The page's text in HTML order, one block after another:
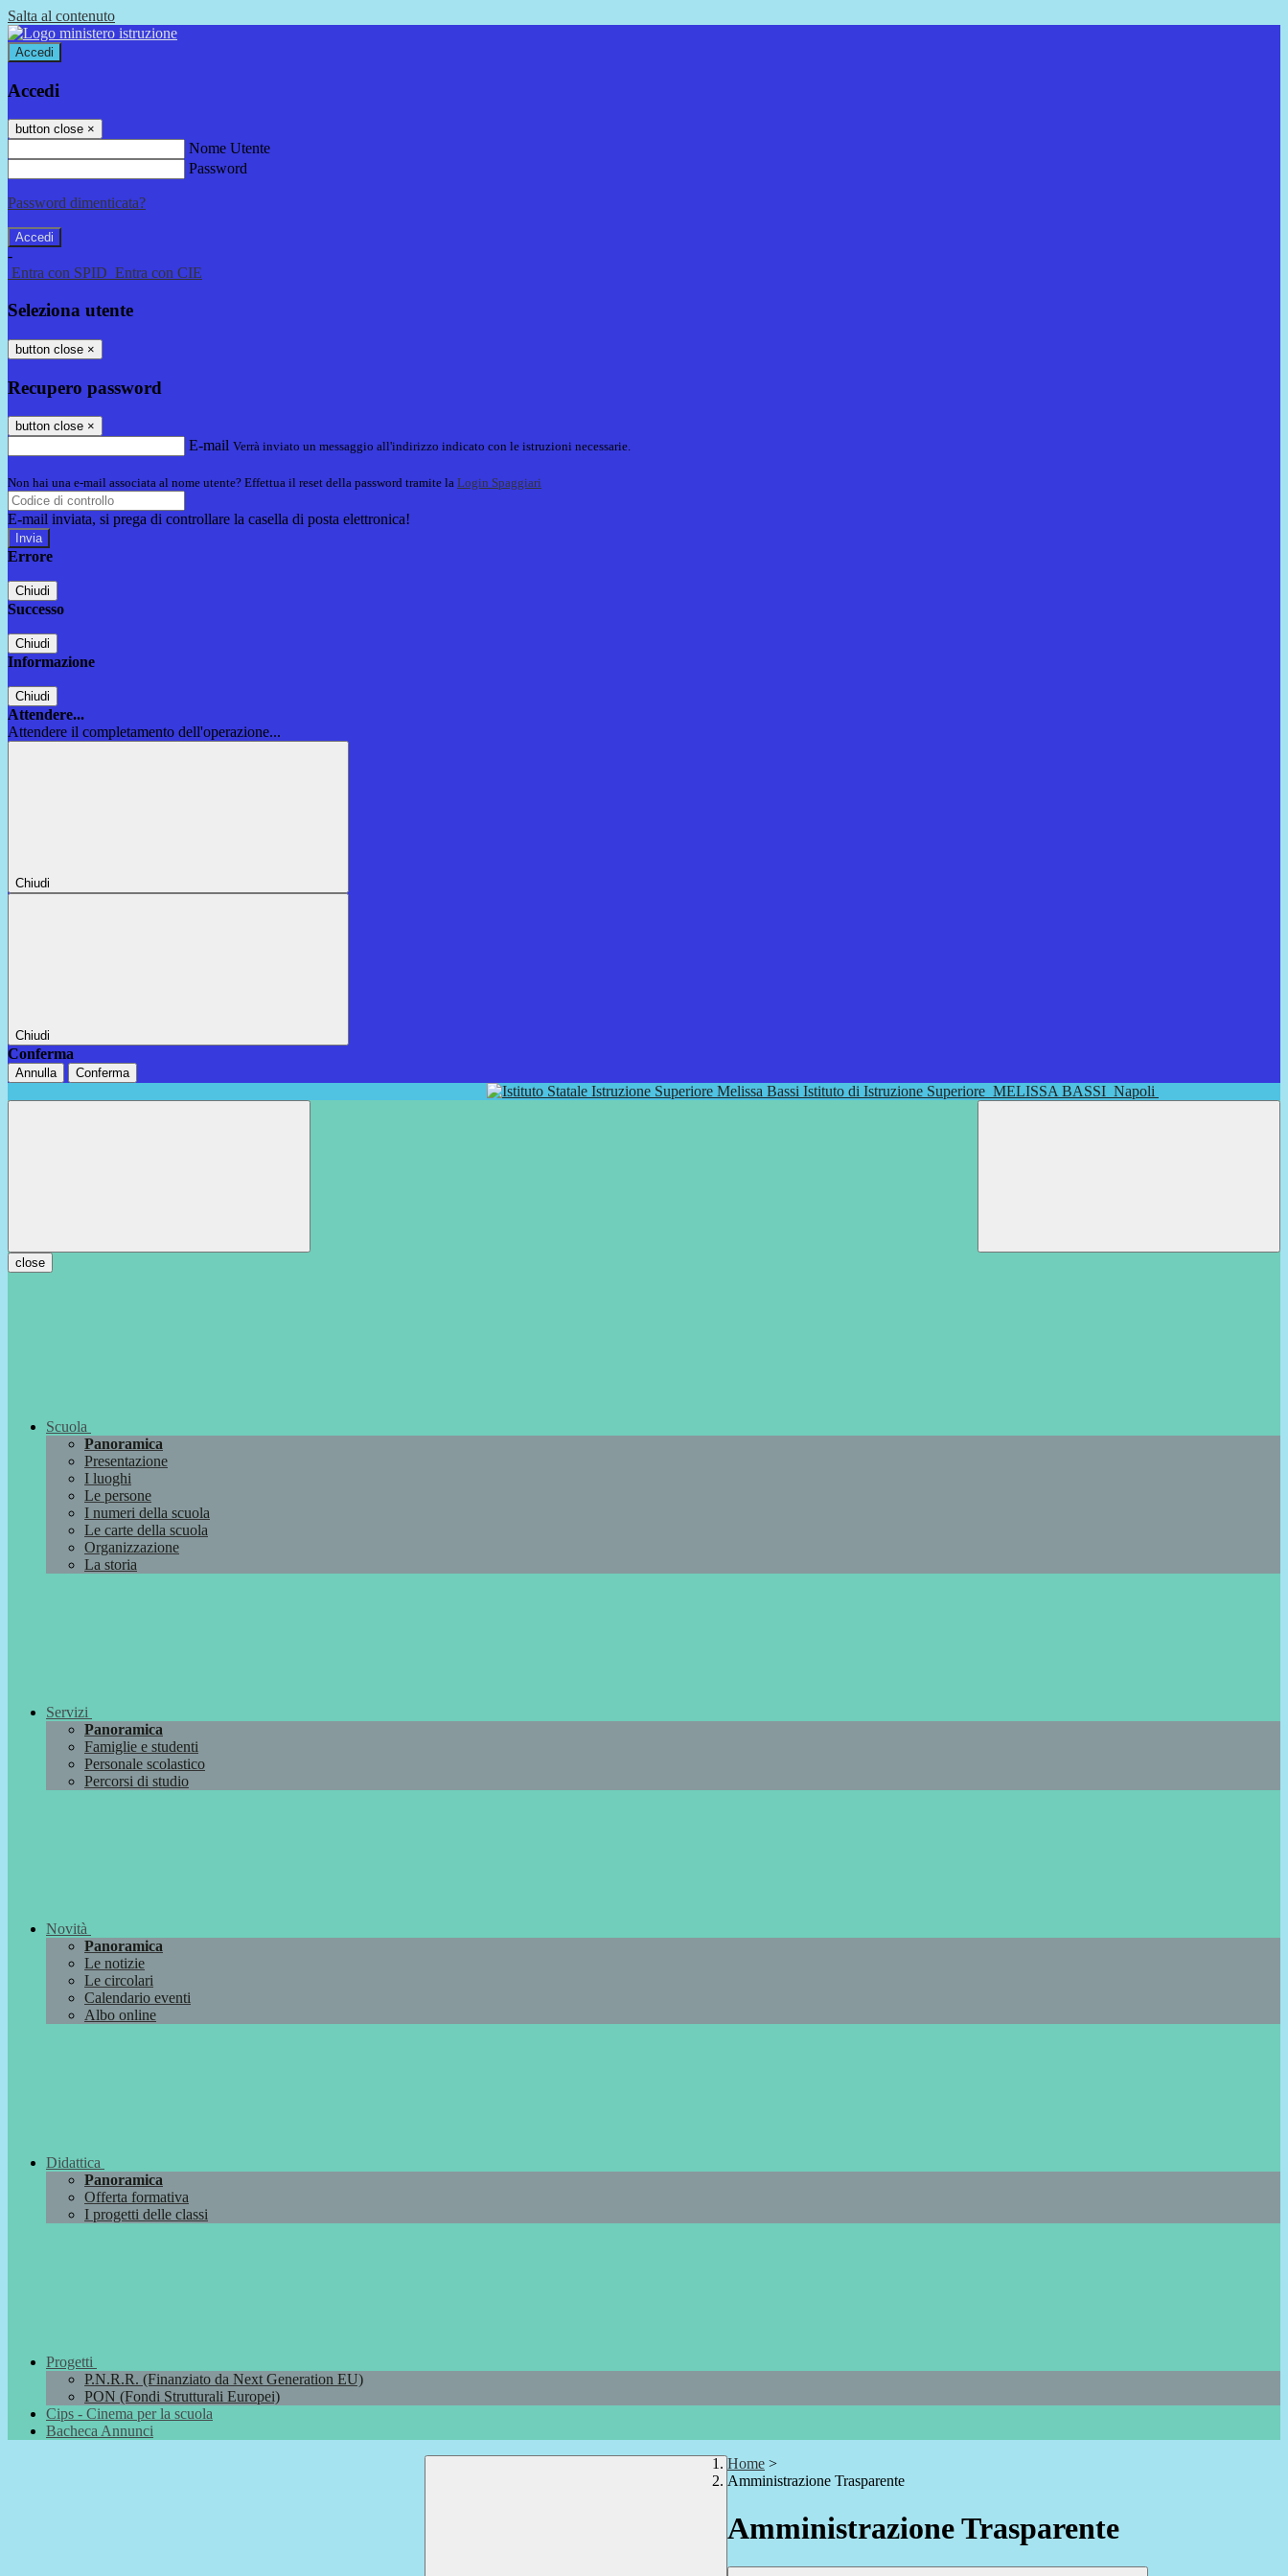
Salta al contenuto
Accedi
Accedi
button close ×
Nome Utente
Password
Password dimenticata?
-
Entra con SPID Entra con CIE
Seleziona utente
button close ×
Recupero password
button close ×
E-mail Verrà inviato un messaggio all'indirizzo indicato con le istruzioni necessarie.
Non hai una e-mail associata al nome utente? Effettua il reset della password tramite la Login Spaggiari
E-mail inviata, si prega di controllare la casella di posta elettronica!
Errore
Chiudi
Successo
Chiudi
Informazione
Chiudi
Attendere...
Attendere il completamento dell'operazione...
Chiudi
Chiudi
Conferma
Annulla Conferma
Istituto di Istruzione Superiore MELISSA BASSI Napoli
close
Scuola
Panoramica
Presentazione
I luoghi
Le persone
I numeri della scuola
Le carte della scuola
Organizzazione
La storia
Servizi
Panoramica
Famiglie e studenti
Personale scolastico
Percorsi di studio
Novità
Panoramica
Le notizie
Le circolari
Calendario eventi
Albo online
Didattica
Panoramica
Offerta formativa
I progetti delle classi
Progetti
P.N.R.R. (Finanziato da Next Generation EU)
PON (Fondi Strutturali Europei)
Cips - Cinema per la scuola
Bacheca Annunci
Home >
Amministrazione Trasparente
Amministrazione Trasparente